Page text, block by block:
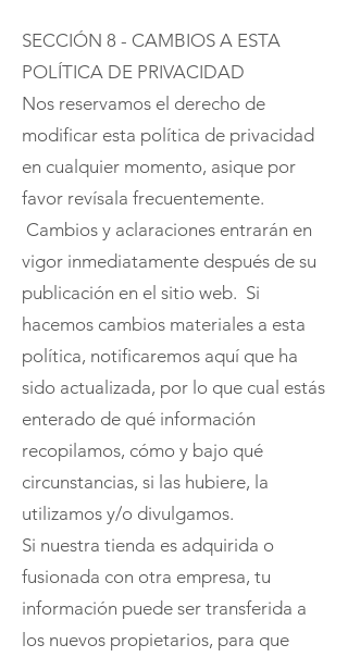
SECCIÓN 8 - CAMBIOS A ESTA
POLÍTICA DE PRIVACIDAD
Nos reservamos el derecho de
modificar esta política de privacidad
en cualquier momento, asique por
favor revísala frecuentemente.
Cambios y aclaraciones entrarán en
vigor inmediatamente después de su
publicación en el sitio web. Si
hacemos cambios materiales a esta
política, notificaremos aquí que ha
sido actualizada, por lo que cual estás
enterado de qué información
recopilamos, cómo y bajo qué
circunstancias, si las hubiere, la
utilizamos y/o divulgamos.
Si nuestra tienda es adquirida o
fusionada con otra empresa, tu
información puede ser transferida a
los nuevos propietarios, para que